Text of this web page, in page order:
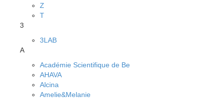
Z
Т
3
3LAB
A
Académie Scientifique de Be
AHAVA
Alcina
Amelie&Melanie